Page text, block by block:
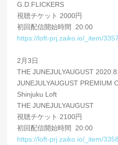
G.D.FLICKERS
視聴チケット 2000円
初回配信開始時間 20:00
https://loft-prj.zaiko.io/_item/
2月3日
THE JUNEJULYAUGUST
JUNEJULYAUGUST PREMIUM
Shinjuku Loft
THE JUNEJULYAUGUST
視聴チケット 2100円
初回配信開始時間 20:00
https://loft-prj.zaiko.io/_item/